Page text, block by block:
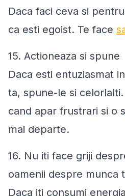
Daca faci ceva si
ca esti egoist. Te face
15. Actioneaza si spune
Daca esti entuziasmat
ta, spune-le si
cand apar frustrari si o
mai departe.
16. Nu iti face griji
oamenii despre munca
Daca iti consumi